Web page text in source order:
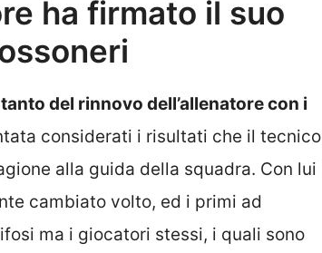
ha firmato il suo
del rinnovo dell’allenatore con i
considerati i risultati che il tecnico
alla guida della squadra. Con lui
cambiato volto, ed i primi ad
ma i giocatori stessi, i quali sono